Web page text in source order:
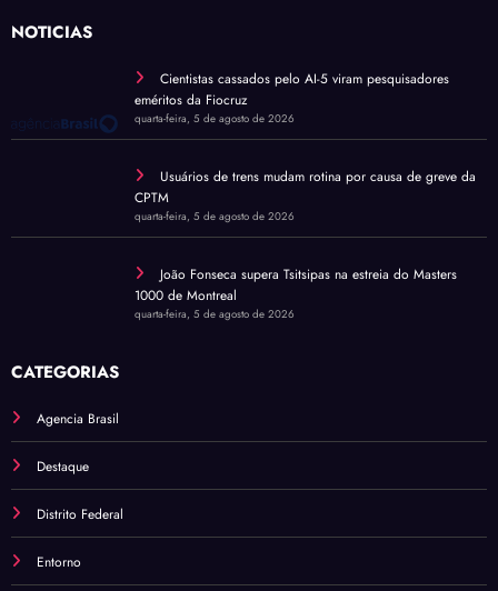
NOTÍCIAS
Cientistas cassados pelo AI-5 viram pesquisadores
eméritos da Fiocruz
quarta-feira, 5 de agosto de 2026
Usuários de trens mudam rotina por causa de greve da
CPTM
quarta-feira, 5 de agosto de 2026
João Fonseca supera Tsitsipas na estreia do Masters
1000 de Montreal
quarta-feira, 5 de agosto de 2026
CATEGORIAS
Agencia Brasil
Destaque
Distrito Federal
Entorno